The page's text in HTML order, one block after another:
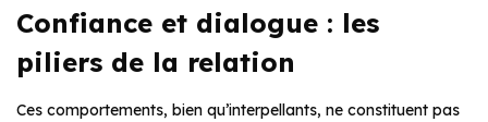
Confiance et dialogue : les
piliers de la relation
Ces comportements, bien qu’interpellants, ne constituent pas